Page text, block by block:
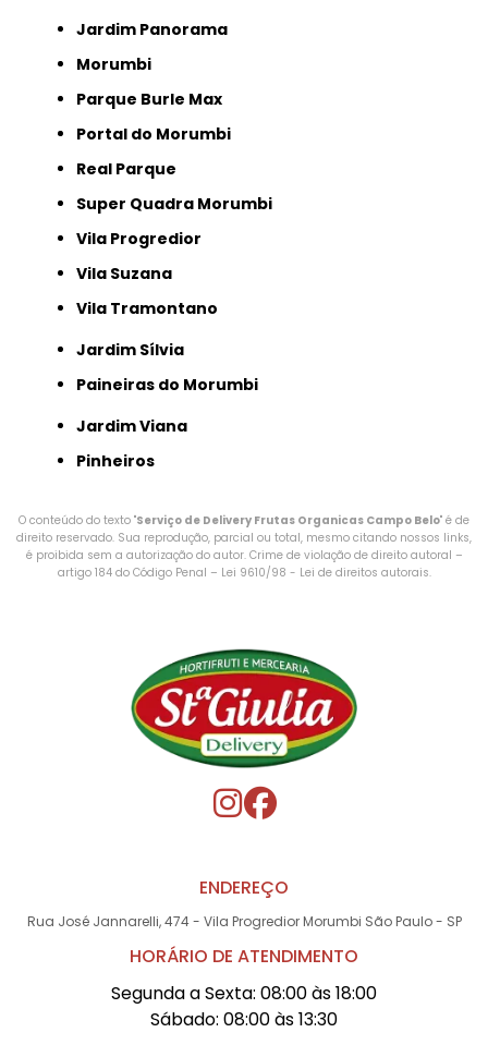
Jardim Panorama
Morumbi
Parque Burle Max
Portal do Morumbi
Real Parque
Super Quadra Morumbi
Vila Progredior
Vila Suzana
Vila Tramontano
Jardim Sílvia
Paineiras do Morumbi
Jardim Viana
Pinheiros
O conteúdo do texto "Serviço de Delivery Frutas Organicas Campo Belo" é de
direito reservado. Sua reprodução, parcial ou total, mesmo citando nossos links,
é proibida sem a autorização do autor. Crime de violação de direito autoral –
artigo 184 do Código Penal – Lei 9610/98 - Lei de direitos autorais.
ENDEREÇO
Rua José Jannarelli, 474 - Vila Progredior Morumbi São Paulo - SP
HORÁRIO DE ATENDIMENTO
Segunda a Sexta: 08:00 às 18:00
Sábado: 08:00 às 13:30